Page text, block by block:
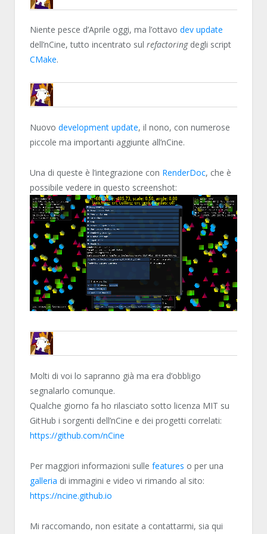
ENCELO
Niente pesce d’Aprile oggi, ma l’ottavo dev update
dell’nCine, tutto incentrato sul refactoringdegli script
CMake.
ENCELO
Nuovo development update, il nono, con numerose
piccole ma importanti aggiunte all’nCine.
Una di queste è l’integrazione con RenderDoc, che è
possibile vedere in questo screenshot:
ENCELO
Molti di voi lo sapranno già ma era d’obbligo
segnalarlo comunque.
Qualche giorno fa ho rilasciato sotto licenza MIT su
GitHub i sorgenti dell’nCine e dei progetti correlati:
https://github.com/nCine
Per maggiori informazioni sulle features o per una
galleria di immagini e video vi rimando al sito:
https://ncine.github.io
Mi raccomando, non esitate a contattarmi, sia qui